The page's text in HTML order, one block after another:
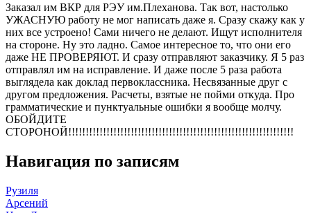
Заказал им ВКР для РЭУ им.Плеханова. Так вот, настолько
УЖАСНУЮ работу не мог написать даже я. Сразу скажу как у
них все устроено! Сами ничего не делают. Ищут исполнителя
на стороне. Ну это ладно. Самое интересное то, что они его
даже НЕ ПРОВЕРЯЮТ. И сразу отправляют заказчику. Я 5 раз
отправлял им на исправление. И даже после 5 раза работа
выглядела как доклад первоклассника. Несвязанные друг с
другом предложения. Расчеты, взятые не пойми откуда. Про
грамматические и пунктуальные ошибки я вообще молчу.
ОБОЙДИТЕ
СТОРОНОЙ!!!!!!!!!!!!!!!!!!!!!!!!!!!!!!!!!!!!!!!!!!!!!!!!!!!!!!!!!!!!!!!!!
Навигация по записям
Рузиля
Арсений